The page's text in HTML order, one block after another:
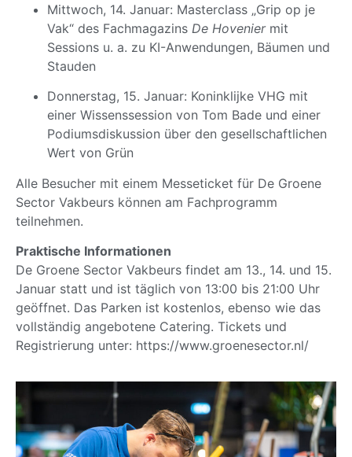
Mittwoch, 14. Januar: Masterclass „Grip op je
Vak“ des Fachmagazins De Hoveniermit
Sessions u. a. zu KI-Anwendungen, Bäumen und
Stauden
Donnerstag, 15. Januar: Koninklijke VHG mit
einer Wissenssession von Tom Bade und einer
Podiumsdiskussion über den gesellschaftlichen
Wert von Grün
Alle Besucher mit einem Messeticket für De Groene
Sector Vakbeurs können am Fachprogramm
teilnehmen.
Praktische Informationen
De Groene Sector Vakbeurs findet am 13., 14. und 15.
Januar statt und ist täglich von 13:00 bis 21:00 Uhr
geöffnet. Das Parken ist kostenlos, ebenso wie das
vollständig angebotene Catering. Tickets und
Registrierung unter: https://www.groenesector.nl/